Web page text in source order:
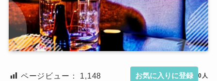
ページビュー： 1,148 お気に入りに登録 0人